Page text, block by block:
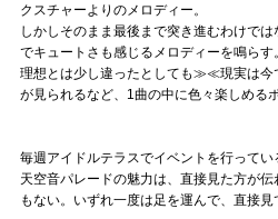
クスチャーよりのメロディー。
しかしそのまま最後まで突き進むわけで
でキュートさも感じるメロディーを鳴ら
理想とは少し違ったとしても≫≪現実は
が見られるなど、1曲の中に色々楽しめる
毎週アイドルテラスでイベントを行ってい
天空音パレードの魅力は、直接見た方が
もない。いずれ一度は足を運んで、直接見